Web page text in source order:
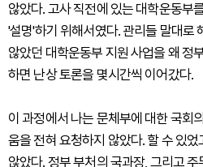
않았다. 고사 직전에 있는 대학운동부
'설명'하기 위해서였다. 관리들 말대로
않았던 대학운동부 지원 사업을 왜 정
하면 난상 토론을 몇시간씩 이어갔다.
이 과정에서 나는 문체부에 대한 국회
움을 전혀 요청하지 않았다. 할 수 있
않았다. 정부 부처의 국과장, 그리고